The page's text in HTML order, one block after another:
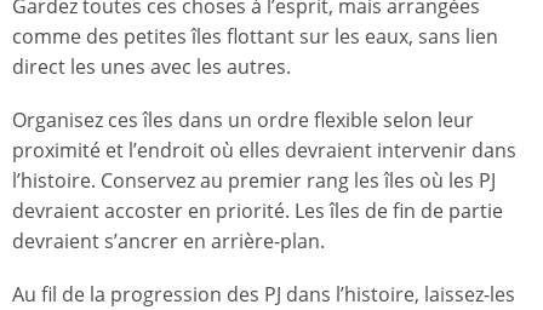
Gardez toutes ces choses à l’esprit, mais arrangées
comme des petites îles flottant sur les eaux, sans lien
direct les unes avec les autres.
Organisez ces îles dans un ordre flexible selon leur
proximité et l’endroit où elles devraient intervenir dans
l’histoire. Conservez au premier rang les îles où les PJ
devraient accoster en priorité. Les îles de fin de partie
devraient s’ancrer en arrière-plan.
Au fil de la progression des PJ dans l’histoire, laissez-les